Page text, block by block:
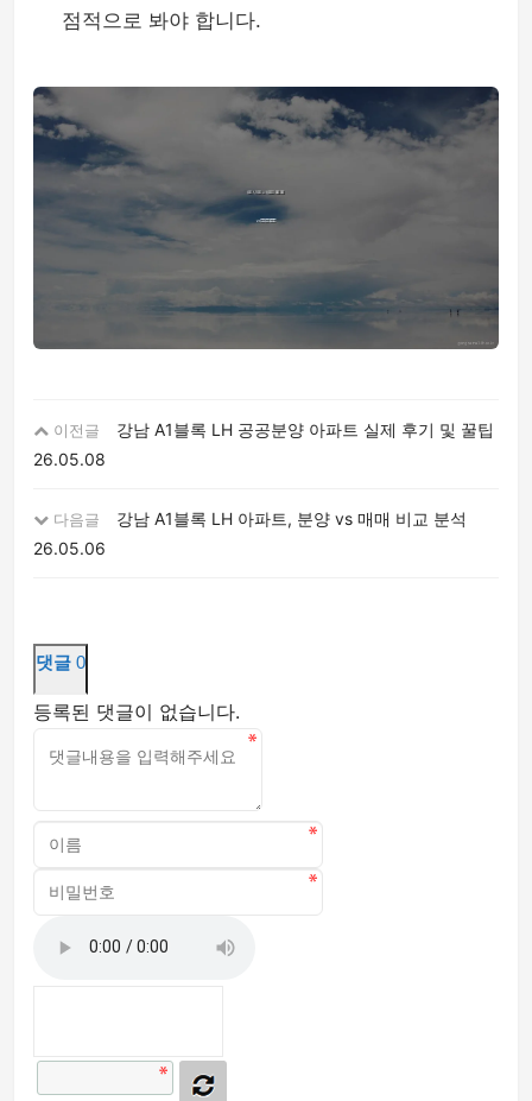
점적으로 봐야 합니다.
이전글
강남 A1블록 LH 공공분양 아파트 실제 후기 및 꿀팁
26.05.08
다음글
강남 A1블록 LH 아파트, 분양 vs 매매 비교 분석
26.05.06
댓글 0
등록된 댓글이 없습니다.